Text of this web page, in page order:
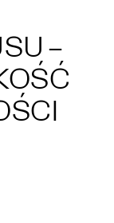
–